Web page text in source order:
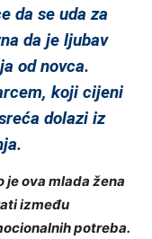
da se uda za
da je ljubav
od novca.
koji cijeni
dolazi iz
je ova mlada žena
između
potreba.